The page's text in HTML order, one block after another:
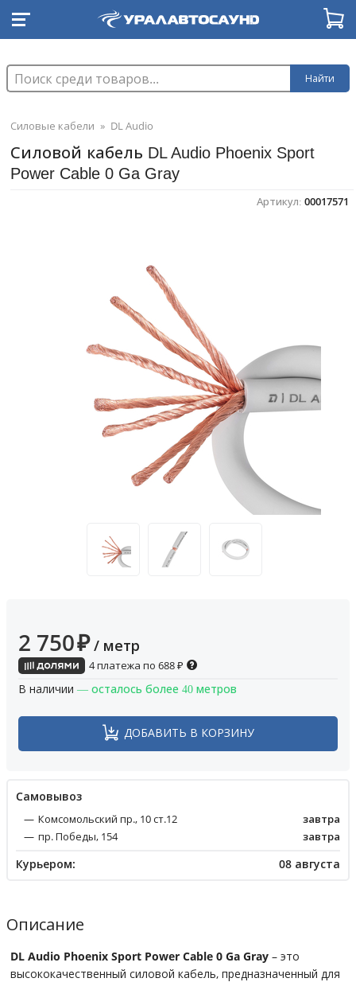
Найти
Силовые кабели » DL Audio
Силовой кабель DL Audio Phoenix Sport
Power Cable 0 Ga Gray
Артикул: 00017571
2 750₽ / метр
4 платежа по 688₽
В наличии — осталось более 40 метров
ДОБАВИТЬ В КОРЗИНУ
Cамовывоз
Комсомольский пр., 10 ст.12
завтра
пр. Победы, 154
завтра
Курьером: 08 августа
Описание
DL Audio Phoenix Sport Power Cable 0 Ga Gray – это
высококачественный силовой кабель, предназначенный для